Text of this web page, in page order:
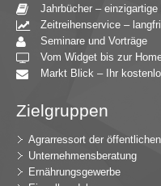
Jahrbücher –
Zeitreihenservice –
Seminare und Vorträge
Vom Widget bis zur
Markt Blick – Ihr
Zielgruppen
Agrarressort der
Unternehmensberatung
Ernährungsgewerbe